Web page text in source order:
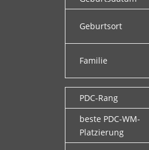
Geburtsort
Familie
PDC-Rang
beste PDC-WM-
Platzierung